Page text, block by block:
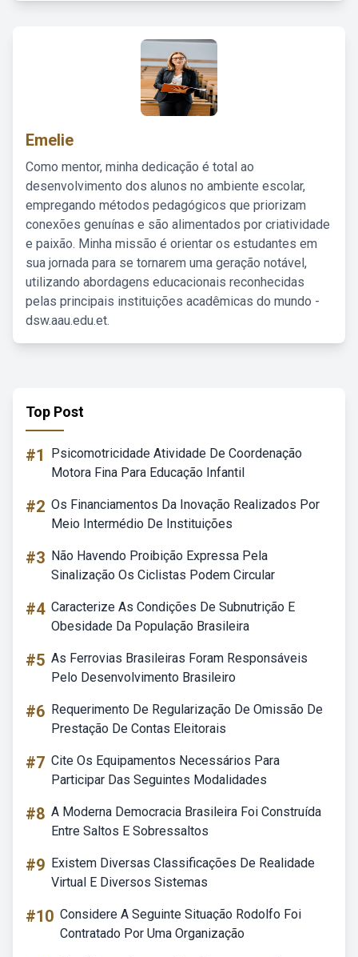
Emelie
Como mentor, minha dedicação é total ao
desenvolvimento dos alunos no ambiente escolar,
empregando métodos pedagógicos que priorizam
conexões genuínas e são alimentados por criatividade
e paixão. Minha missão é orientar os estudantes em
sua jornada para se tornarem uma geração notável,
utilizando abordagens educacionais reconhecidas
pelas principais instituições acadêmicas do mundo -
dsw.aau.edu.et.
Top Post
#1
Psicomotricidade Atividade De Coordenação
Motora Fina Para Educação Infantil
#2 Os Financiamentos Da Inovação Realizados Por
Meio Intermédio De Instituições
#3 Não Havendo Proibição Expressa Pela
Sinalização Os Ciclistas Podem Circular
#4 Caracterize As Condições De Subnutrição E
Obesidade Da População Brasileira
#5 As Ferrovias Brasileiras Foram Responsáveis
Pelo Desenvolvimento Brasileiro
#6 Requerimento De Regularização De Omissão De
Prestação De Contas Eleitorais
#7 Cite Os Equipamentos Necessários Para
Participar Das Seguintes Modalidades
#8 A Moderna Democracia Brasileira Foi Construída
Entre Saltos E Sobressaltos
#9 Existem Diversas Classificações De Realidade
Virtual E Diversos Sistemas
#10 Considere A Seguinte Situação Rodolfo Foi
Contratado Por Uma Organização